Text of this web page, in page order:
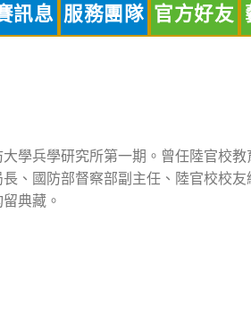
訊息 服務團隊 官方好友
學兵學研究所第一期。曾任陸官校
、國防部督察部副主任、陸官校校
典藏。